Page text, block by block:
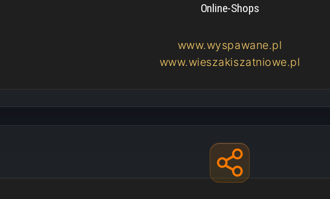
Online-Shops
www.wyspawane.pl
www.wieszakiszatniowe.pl